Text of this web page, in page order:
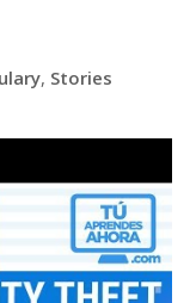
, Stories